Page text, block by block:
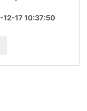
12-17 10:37:50